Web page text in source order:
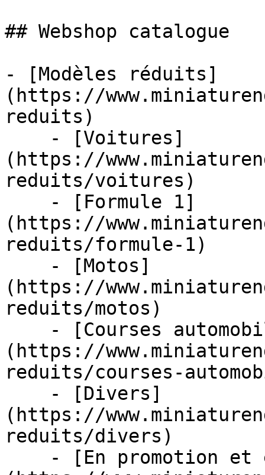
## Webshop catalogue
- [Modèles réduits]
(https://
reduits)
(https://
reduits/voitures)
(https://
reduits/formule-1)
(https://
reduits/motos)
(https://
reduits/courses-
(https://
reduits/divers)